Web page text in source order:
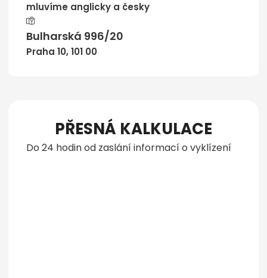
mluvíme anglicky a česky
Bulharská 996/20
Praha 10, 101 00
PŘESNÁ KALKULACE
Do 24 hodin od zaslání informací o vyklízení